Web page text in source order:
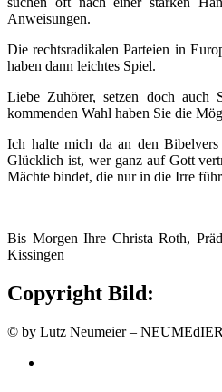
Anweisungen.
Die rechtsradikalen Parteien in
haben dann leichtes Spiel.
Liebe Zuhörer, setzen doch auch
kommenden Wahl haben Sie die
Ich halte mich da an den
Glücklich ist, wer ganz auf Gott
Mächte bindet, die nur in die Irre
Bis Morgen Ihre Christa Roth,
Kissingen
Copyright Bild:
© by Lutz Neumeier –